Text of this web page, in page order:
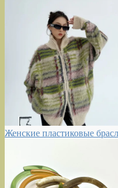
Женские пластиковые